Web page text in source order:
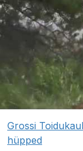
Grossi
hüpped